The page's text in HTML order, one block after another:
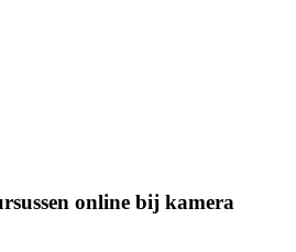
online bij kamera